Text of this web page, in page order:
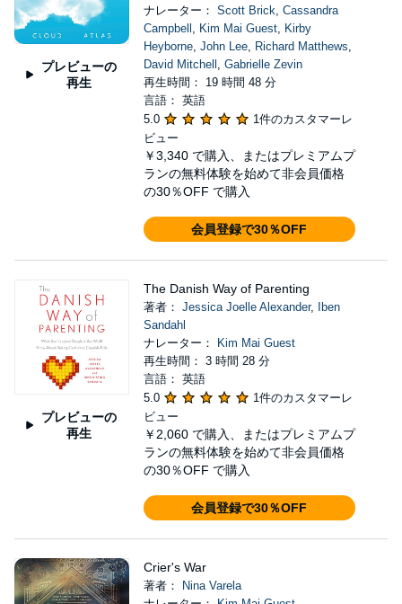
プレビューの
再生
ナレーター： Scott Brick, Cassandra
Campbell , Kim Mai Guest, Kirby
Heyborne, John Lee, Richard Matthews,
David Mitchell , Gabrielle Zevin
再生時間： 19 時間 48 分
言語： 英語
5.0
1件のカスタマーレ
ビュー
￥3,340 で購入、またはプレミアムプ
ランの無料体験を始めて非会員価格
の30％OFF で購入
会員登録で30％OFF
プレビューの
再生
The Danish Way of Parenting
著者： Jessica Joelle Alexander,
Iben
Sandahl
ナレーター：
Kim Mai Guest
再生時間： 3 時間 28 分
言語： 英語
5.0
1件のカスタマーレ
ビュー
￥2,060 で購入、またはプレミアムプ
ランの無料体験を始めて非会員価格
の30％OFF で購入
会員登録で30％OFF
Crier's War
著者：
Nina Varela